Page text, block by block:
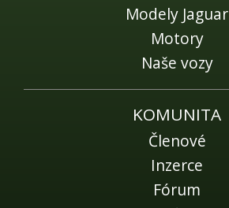
Modely Jaguar
Motory
Naše vozy
KOMUNITA
Členové
Inzerce
Fórum